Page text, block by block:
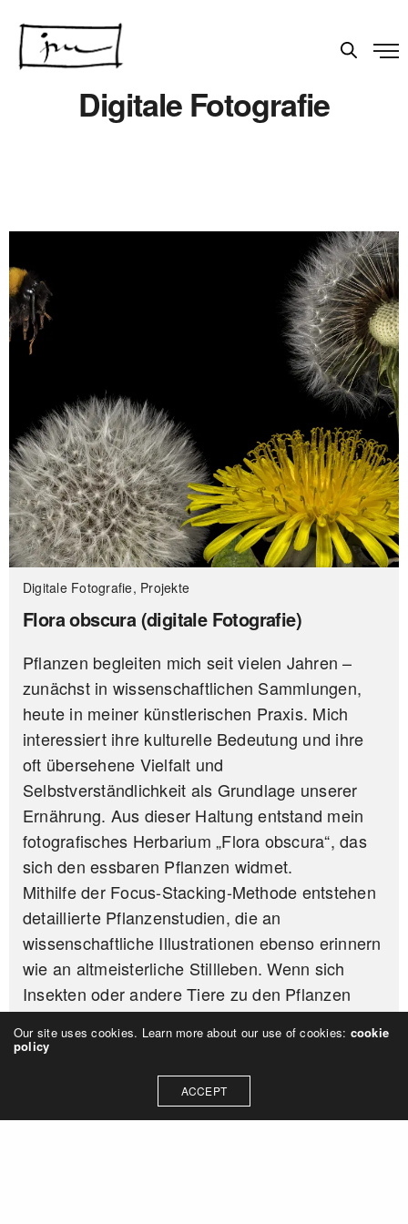
Digitale Fotografie
Digitale Fotografie, Projekte
Flora obscura (digitale Fotografie)
Pflanzen begleiten mich seit vielen Jahren –
zunächst in wissenschaftlichen Sammlungen,
heute in meiner künstlerischen Praxis. Mich
interessiert ihre kulturelle Bedeutung und ihre
oft übersehene Vielfalt und
Selbstverständlichkeit als Grundlage unserer
Ernährung. Aus dieser Haltung entstand mein
fotografisches Herbarium „Flora obscura“, das
sich den essbaren Pflanzen widmet.
Mithilfe der Focus-Stacking-Methode entstehen
detaillierte Pflanzenstudien, die an
wissenschaftliche Illustrationen ebenso erinnern
wie an altmeisterliche Stillleben. Wenn sich
Insekten oder andere Tiere zu den Pflanzen
gesellen, wird das Bild zum Hinweis auf das
ökologische Geflecht, in dem jede Art
Für viele meiner Motive restauriere ich
Our site uses cookies. Learn more about our use of cookies: cookie
policy
ACCEPT